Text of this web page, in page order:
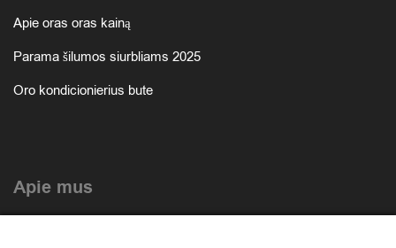
Apie oras oras kainą
Parama šilumos siurbliams 2025
Oro kondicionierius bute
Apie mus